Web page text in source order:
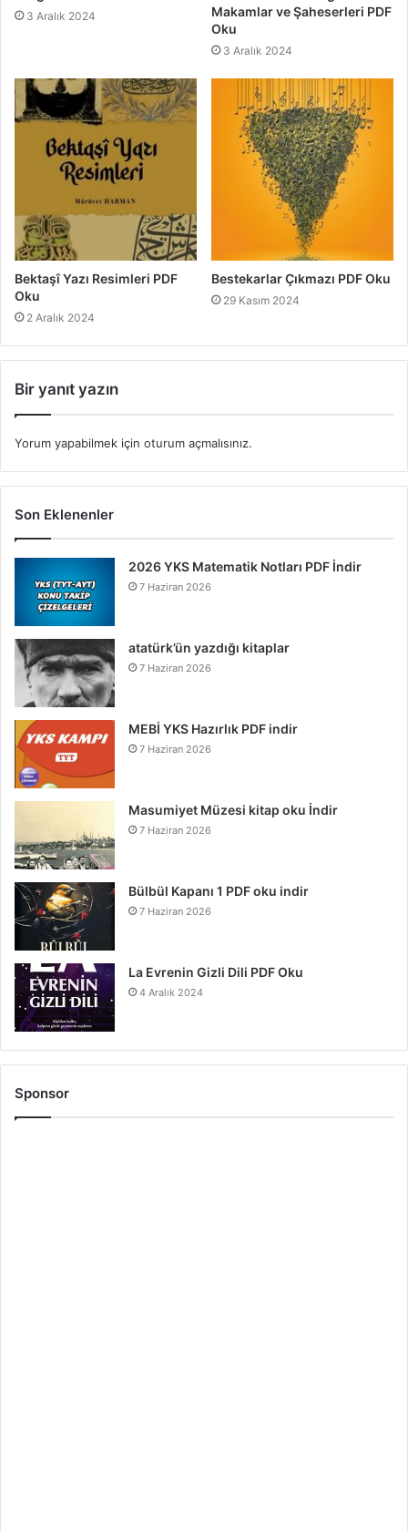
3 Aralık 2024
Makamlar ve Şaheserleri PDF
Oku
3 Aralık 2024
Bektaşî Yazı Resimleri PDF
Oku
2 Aralık 2024
Bestekarlar Çıkmazı PDF Oku
29 Kasım 2024
Bir yanıt yazın
Yorum yapabilmek için oturum açmalısınız.
Son Eklenenler
2026 YKS Matematik Notları PDF İndir
7 Haziran 2026
atatürk’ün yazdığı kitaplar
7 Haziran 2026
MEBİ YKS Hazırlık PDF indir
7 Haziran 2026
Masumiyet Müzesi kitap oku İndir
7 Haziran 2026
Bülbül Kapanı 1 PDF oku indir
7 Haziran 2026
La Evrenin Gizli Dili PDF Oku
4 Aralık 2024
Sponsor